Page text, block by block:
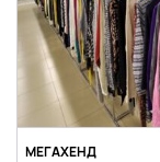
МЕГАХЕНД